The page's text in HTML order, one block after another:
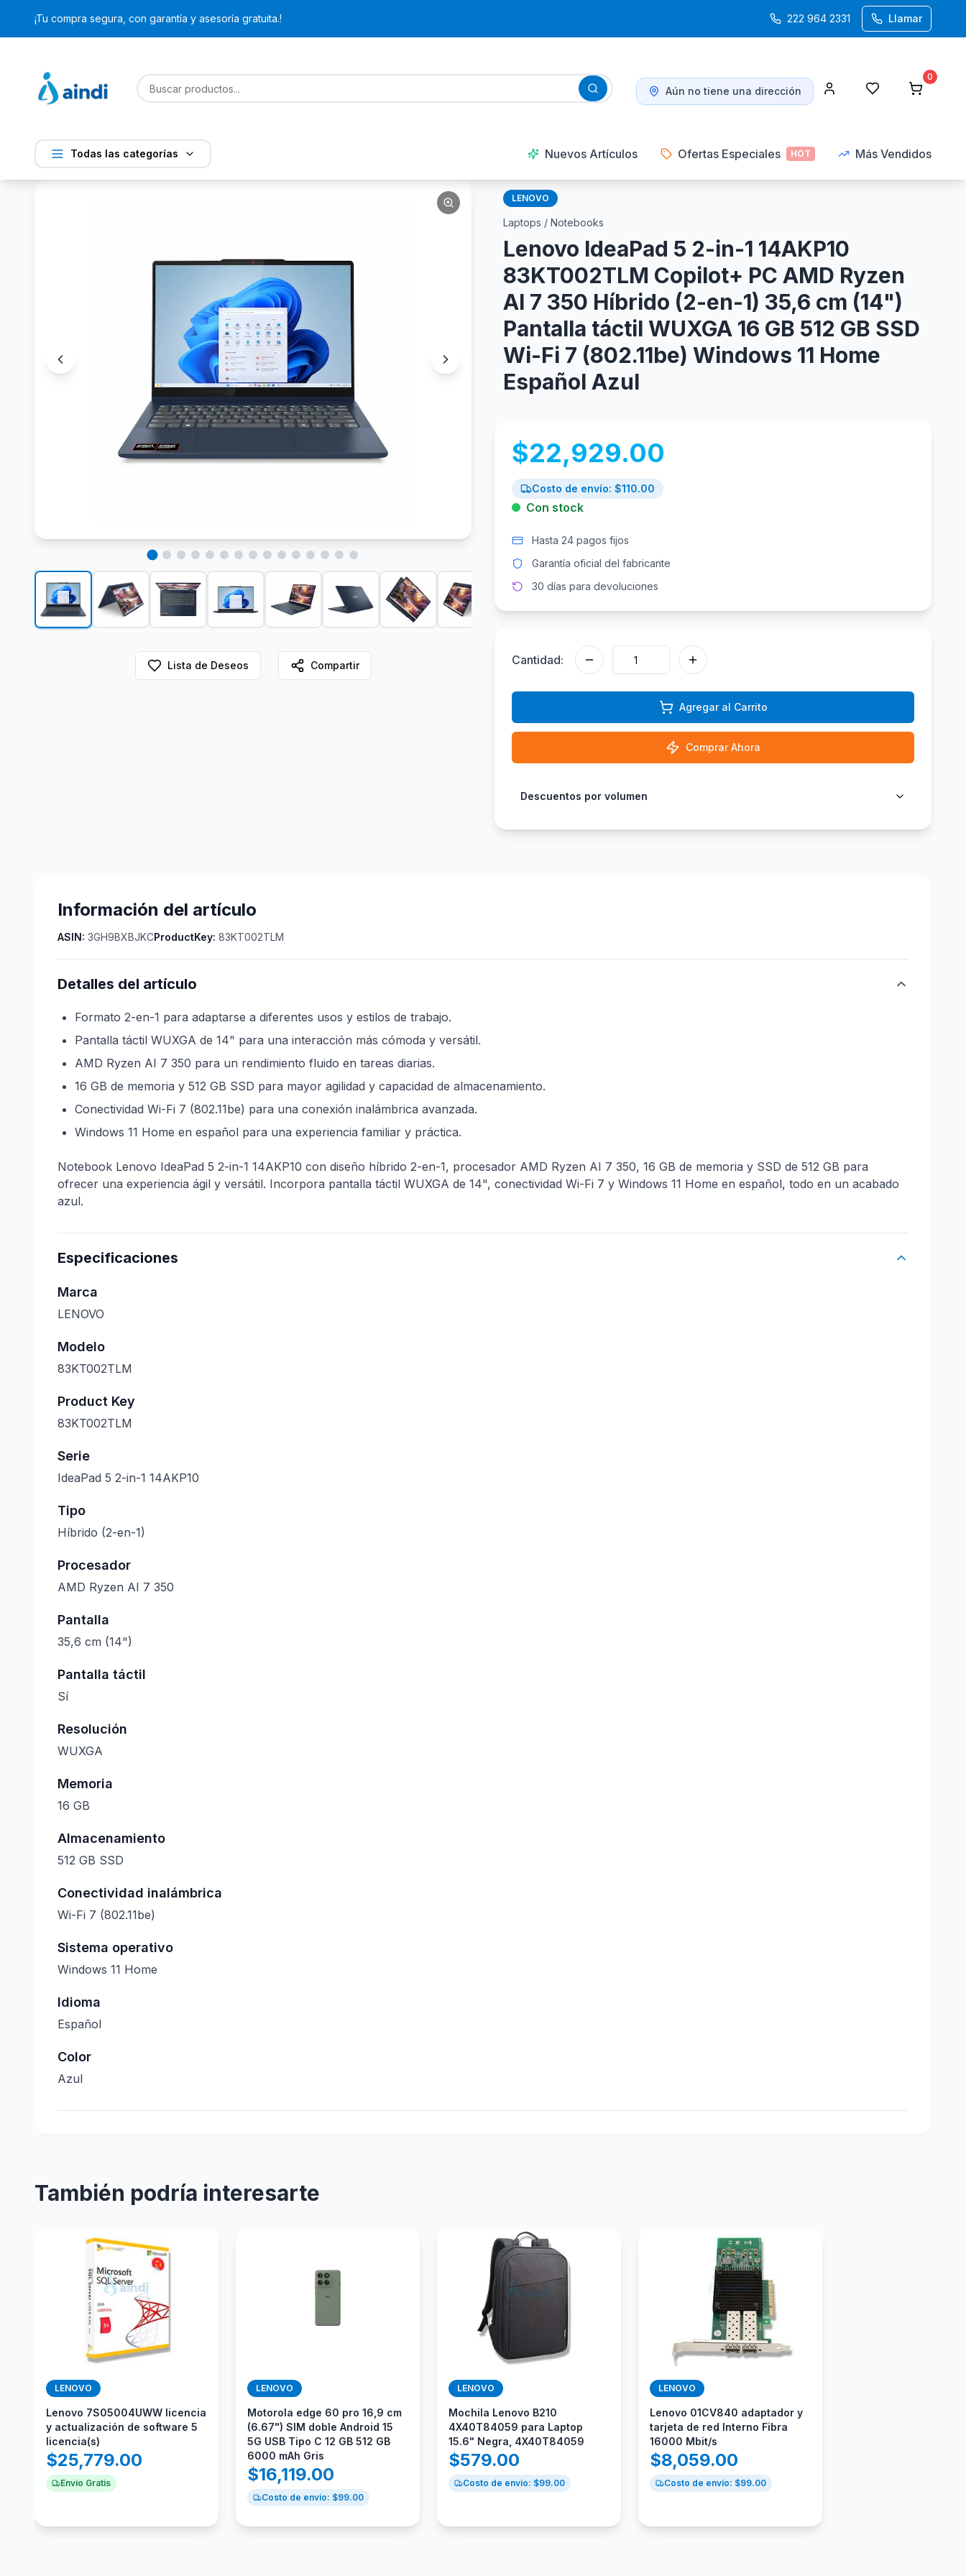
¡Tu compra segura, con garantía y asesoría gratuita.! 222 964 2331 Llamar
Aún no tiene una dirección
0
Todas las categorías Nuevos Artículos Ofertas Especiales HOT Más Vendidos
Lista de Deseos Compartir
LENOVO
Laptops / Notebooks
Lenovo IdeaPad 5 2-in-1 14AKP10
83KT002TLM Copilot+ PC AMD Ryzen
AI 7 350 Híbrido (2-en-1) 35,6 cm (14")
Pantalla táctil WUXGA 16 GB 512 GB SSD
Wi-Fi 7 (802.11be) Windows 11 Home
Español Azul
$22,929.00
Costo de envío: $110.00
Con stock
Hasta 24 pagos fijos
Garantía oficial del fabricante
30 días para devoluciones
Cantidad:
Agregar al Carrito
Comprar Ahora
Descuentos por volumen
Información del artículo
ASIN: 3GH9BXBJKCProductKey: 83KT002TLM
Detalles del artículo
Formato 2-en-1 para adaptarse a diferentes usos y estilos de trabajo.
Pantalla táctil WUXGA de 14" para una interacción más cómoda y versátil.
AMD Ryzen AI 7 350 para un rendimiento fluido en tareas diarias.
16 GB de memoria y 512 GB SSD para mayor agilidad y capacidad de almacenamiento.
Conectividad Wi-Fi 7 (802.11be) para una conexión inalámbrica avanzada.
Windows 11 Home en español para una experiencia familiar y práctica.
Notebook Lenovo IdeaPad 5 2-in-1 14AKP10 con diseño híbrido 2-en-1, procesador AMD Ryzen AI 7 350, 16 GB de memoria y SSD de 512 GB para
ofrecer una experiencia ágil y versátil. Incorpora pantalla táctil WUXGA de 14", conectividad Wi-Fi 7 y Windows 11 Home en español, todo en un acabado
azul.
Especificaciones
Marca
LENOVO
Modelo
83KT002TLM
Product Key
83KT002TLM
Serie
IdeaPad 5 2-in-1 14AKP10
Tipo
Híbrido (2-en-1)
Procesador
AMD Ryzen AI 7 350
Pantalla
35,6 cm (14")
Pantalla táctil
Sí
Resolución
WUXGA
Memoria
16 GB
Almacenamiento
512 GB SSD
Conectividad inalámbrica
Wi-Fi 7 (802.11be)
Sistema operativo
Windows 11 Home
Idioma
Español
Color
Azul
También podría interesarte
LENOVO
Lenovo 7S05004UWW licencia
y actualización de software 5
licencia(s)
$25,779.00
Envío Gratis
LENOVO
Motorola edge 60 pro 16,9 cm
(6.67") SIM doble Android 15
5G USB Tipo C 12 GB 512 GB
6000 mAh Gris
$16,119.00
Costo de envío: $99.00
LENOVO
Mochila Lenovo B210
4X40T84059 para Laptop
15.6" Negra, 4X40T84059
$579.00
Costo de envío: $99.00
LENOVO
Lenovo 01CV840 adaptador y
tarjeta de red Interno Fibra
16000 Mbit/s
$8,059.00
Costo de envío: $99.00